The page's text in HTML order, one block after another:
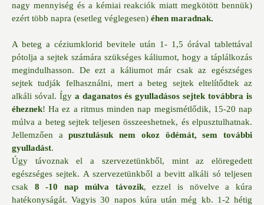
nagy mennyiség és a kémiai reakciók miatt megkötött bennük)
ezért több napra (esetleg véglegesen) éhen maradnak.
A beteg a céziumklorid bevitele után 1- 1,5 órával tablettával
pótolja a sejtek számára szükséges káliumot, hogy a táplálkozás
megindulhasson. De ezt a káliumot már csak az egészséges
sejtek tudják felhasználni, mert a beteg sejtek eltelítődtek az
alkáli sóval. Így a daganatos és gyulladásos sejtek továbbra is
éheznek! Ha ez a ritmus minden nap megismétlődik, 15-20 nap
múlva a beteg sejtek teljesen összeeshetnek, és elpusztulhatnak.
Jellemzően apusztulásuk nem okoz ödémát, sem további
gyulladást.
Úgy távoznak el a szervezetünkből, mint az elöregedett
egészséges sejtek. A szervezetünkből a bevitt alkáli só teljesen
csak 8 -10 nap múlva távozik, ezzel is növelve a kúra
hatékonyságát. Vagyis 30 napos kúra után még kb. 1-2 hétig